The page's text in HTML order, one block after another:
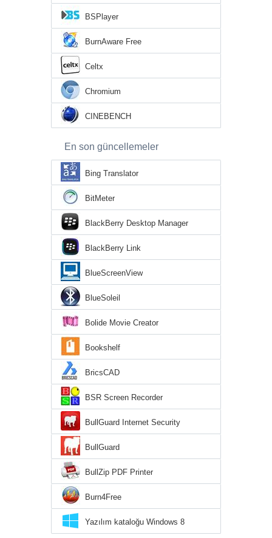
BSPlayer
BurnAware Free
Celtx
Chromium
CINEBENCH
En son güncellemeler
Bing Translator
BitMeter
BlackBerry Desktop Manager
BlackBerry Link
BlueScreenView
BlueSoleil
Bolide Movie Creator
Bookshelf
BricsCAD
BSR Screen Recorder
BullGuard Internet Security
BullGuard
BullZip PDF Printer
Burn4Free
Yazılım kataloğu Windows 8